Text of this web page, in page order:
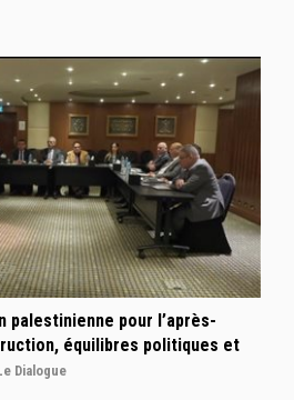
et aux
palestinienne pour l’après-
équilibres politiques et
Dialogue